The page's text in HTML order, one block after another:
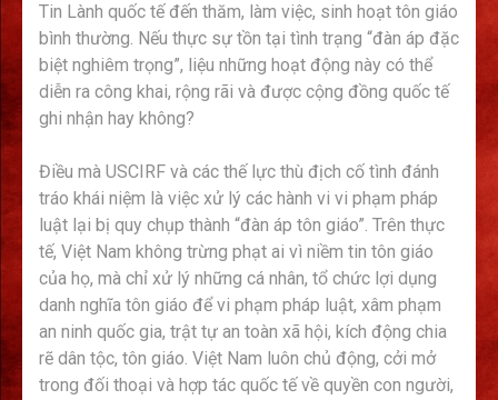
Tin Lành quốc tế đến thăm, làm việc, sinh hoạt tôn giáo
bình thường. Nếu thực sự tồn tại tình trạng “đàn áp đặc
biệt nghiêm trọng”, liệu những hoạt động này có thể
diễn ra công khai, rộng rãi và được cộng đồng quốc tế
ghi nhận hay không?
Điều mà USCIRF và các thế lực thù địch cố tình đánh
tráo khái niệm là việc xử lý các hành vi vi phạm pháp
luật lại bị quy chụp thành “đàn áp tôn giáo”. Trên thực
tế, Việt Nam không trừng phạt ai vì niềm tin tôn giáo
của họ, mà chỉ xử lý những cá nhân, tổ chức lợi dụng
danh nghĩa tôn giáo để vi phạm pháp luật, xâm phạm
an ninh quốc gia, trật tự an toàn xã hội, kích động chia
rẽ dân tộc, tôn giáo. Việt Nam luôn chủ động, cởi mở
trong đối thoại và hợp tác quốc tế về quyền con người,